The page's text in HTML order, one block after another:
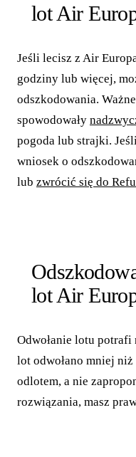
lot Air
Jeśli lecisz z Air
godziny lub więcej,
odszkodowania.
spowodowały
pogoda lub strajki.
wniosek o
lub zwrócić się do
lot Air
Odwołanie lotu
lot odwołano mniej
odlotem, a nie
rozwiązania, masz